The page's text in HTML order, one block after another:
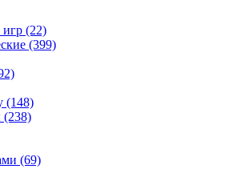
(22)
(399)
(148)
(238)
(69)